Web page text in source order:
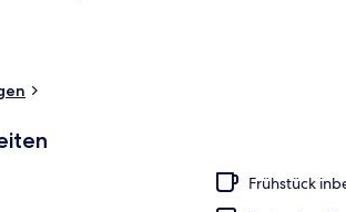
Frühstück